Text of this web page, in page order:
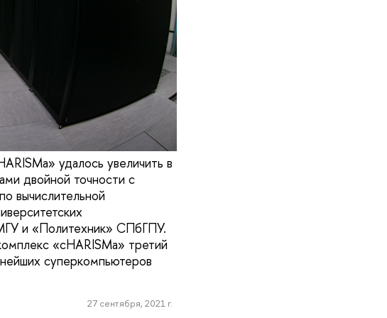
удалось увеличить в
двойной точности с
вычислительной
и «Политехник» СПбГПУ.
«cHARISMa» третий
суперкомпьютеров
27 сентября, 2021 г.